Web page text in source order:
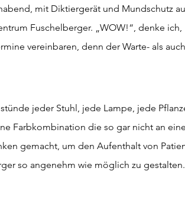
mit Diktiergerät und Mundschutz
Fuschelberger. „WOW!“, denke
vereinbaren, denn der Warte- als
stünde jeder Stuhl, jede Lampe, jede
Farbkombination die so gar nicht an
gemacht, um den Aufenthalt von
so angenehm wie möglich zu gestalten.